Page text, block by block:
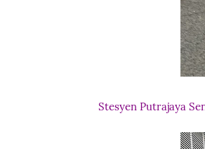
Stesyen Putrajaya